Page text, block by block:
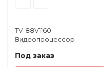
TV-88V1160
Видеопроцессор
Под заказ